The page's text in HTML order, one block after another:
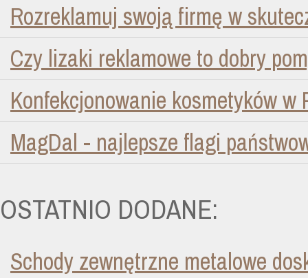
Rozreklamuj swoją firmę w
Czy lizaki reklamowe to dobry
Konfekcjonowanie kosmetyków w
MagDal - najlepsze flagi
OSTATNIO DODANE:
Schody zewnętrzne metalowe